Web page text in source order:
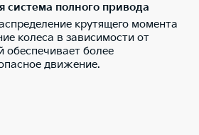
система полного привода
крутящего момента
колеса в зависимости от
более
движение.